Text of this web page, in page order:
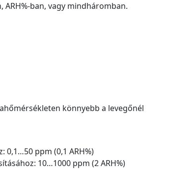
ban, vagy mindháromban.
könnyebb a levegőnél
0,1…50 ppm (0,1 ARH%)
10…1000 ppm (2 ARH%)